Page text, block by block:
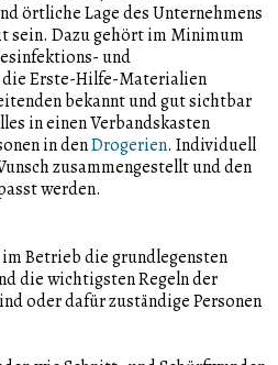
örtliche Lage des Unternehmens
sein. Dazu gehört im Minimum
und
Erste-Hilfe-Materialien
bekannt und gut sichtbar
in einen Verbandskasten
in denDrogerien. Individuell
zusammengestellt und den
werden.
Betrieb die grundlegensten
die wichtigsten Regeln der
oder dafür zuständige Personen